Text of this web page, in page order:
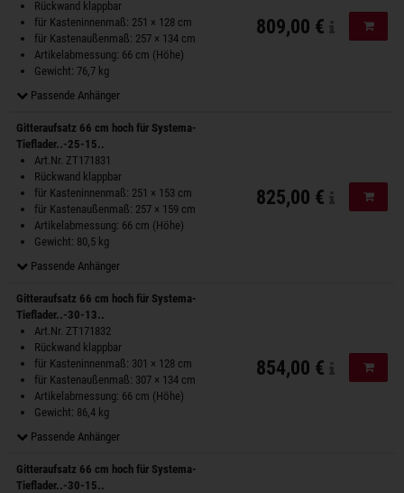
Rückwand klappbar
für Kasteninnenmaß: 251 × 128 cm
für Kastenaußenmaß: 257 × 134 cm
Artikelabmessung: 66 cm (Höhe)
Gewicht: 76,7 kg
Passende Anhänger
809,00 €
Gitteraufsatz 66 cm hoch für Systema-
Tieflader..-25-15..
Art.Nr. ZT171831
Rückwand klappbar
für Kasteninnenmaß: 251 × 153 cm
für Kastenaußenmaß: 257 × 159 cm
Artikelabmessung: 66 cm (Höhe)
Gewicht: 80,5 kg
Passende Anhänger
825,00 €
Gitteraufsatz 66 cm hoch für Systema-
Tieflader..-30-13..
Art.Nr. ZT171832
Rückwand klappbar
für Kasteninnenmaß: 301 × 128 cm
für Kastenaußenmaß: 307 × 134 cm
Artikelabmessung: 66 cm (Höhe)
Gewicht: 86,4 kg
Passende Anhänger
854,00 €
Gitteraufsatz 66 cm hoch für Systema-
Tieflader..-30-15..